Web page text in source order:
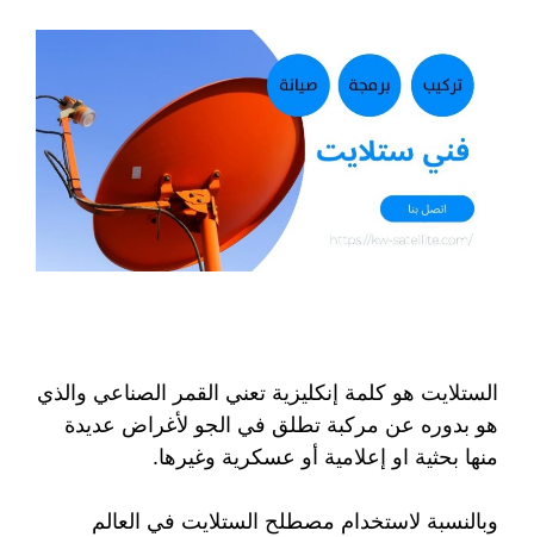
الستلايت هو كلمة إنكليزية تعني القمر الصناعي والذي
هو بدوره عن مركبة تطلق في الجو لأغراض عديدة
منها بحثية او إعلامية أو عسكرية وغيرها.
وبالنسبة لاستخدام مصطلح الستلايت في العالم